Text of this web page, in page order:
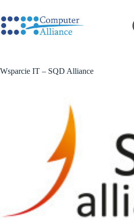
treści
Wsparcie IT – SQD Alliance